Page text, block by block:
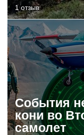
1 отзыв
События
кони во
самолет